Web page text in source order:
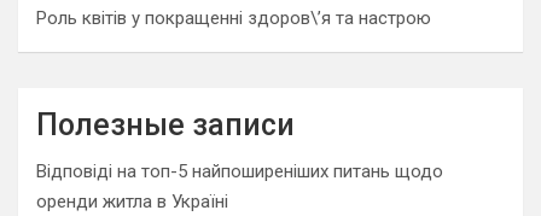
Роль квітів у покращенні здоров\’я та настрою
Полезные записи
Відповіді на топ-5 найпоширеніших питань щодо
оренди житла в Україні